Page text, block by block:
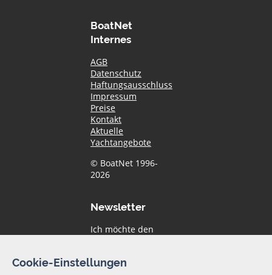
BoatNet
Internes
AGB
Datenschutz
Haftungsausschluss
Impressum
Preise
Kontakt
Aktuelle
Yachtangebote
© BoatNet 1996-
2026
Newsletter
Ich möchte den
erhalten. Von dem
Cookie-Einstellungen